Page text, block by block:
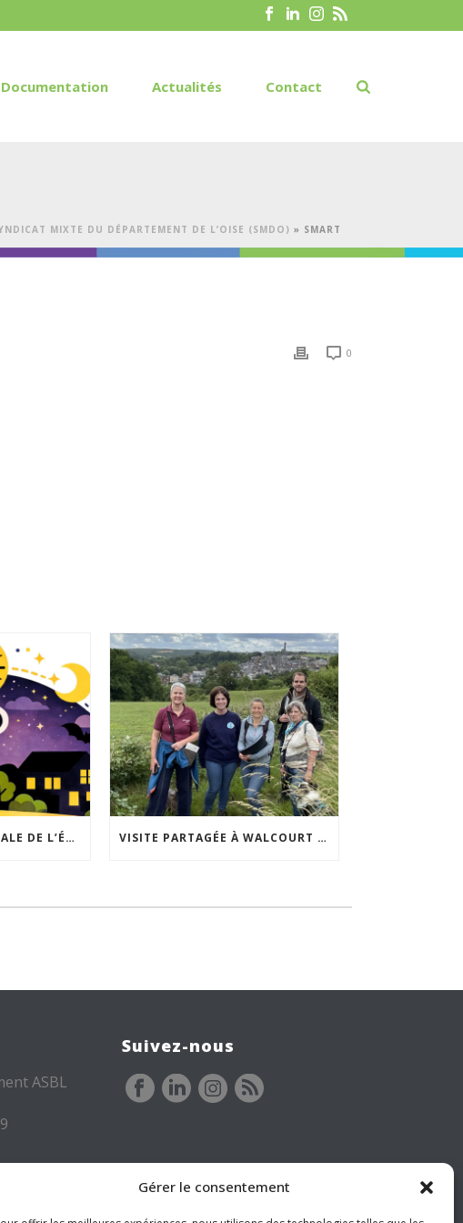
Gérer le consentement
Documentation Actualités Contact
MIXTE DU DÉPARTEMENT DE L’OISE (SMDO) » SMART
0
ACCEPTABILITÉ SOCIALE DE L’ÉCLAIRAGE NOCTURNE : LE REPLAY EST DISPONIBLE VISITE PARTAGÉE À WALCOURT : UNE DÉMARCHE PARTICIPATIVE ANIMÉE PAR ESPACE ENVIRONNEMENT
ASBL
Suivez-nous